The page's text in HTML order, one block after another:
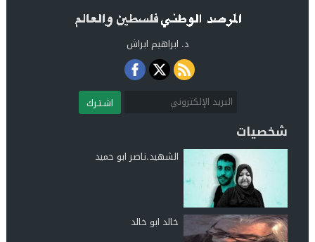
د. ابراهيم ابراش
اشـتـرك
شخصيات
الشهيد.ناصر ابو حميد
خالد ابو خالد